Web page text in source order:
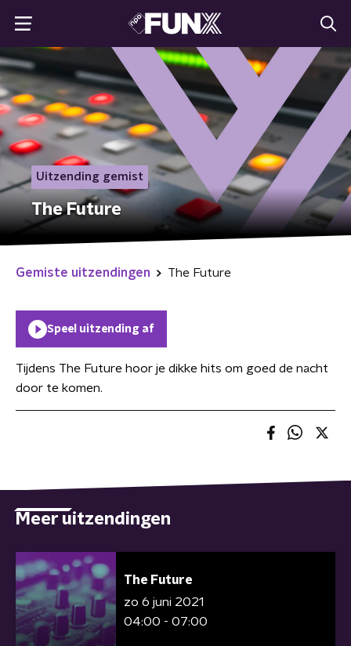
Uitzending gemist
The Future
Gemiste uitzendingen The Future
Speel uitzending af
Tijdens The Future hoor je dikke hits om goed de nacht
door te komen.
Meer uitzendingen
The Future
zo 6 juni 2021
04:00 - 07:00